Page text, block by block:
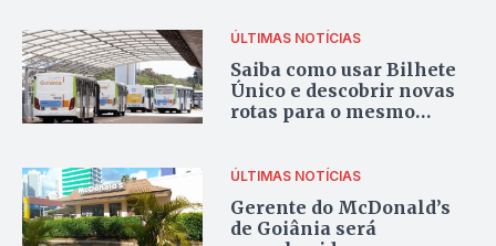
ÚLTIMAS NOTÍCIAS
Saiba como usar Bilhete
Único e descobrir novas
rotas para o mesmo
ÚLTIMAS NOTÍCIAS
Gerente do McDonald’s
de Goiânia será